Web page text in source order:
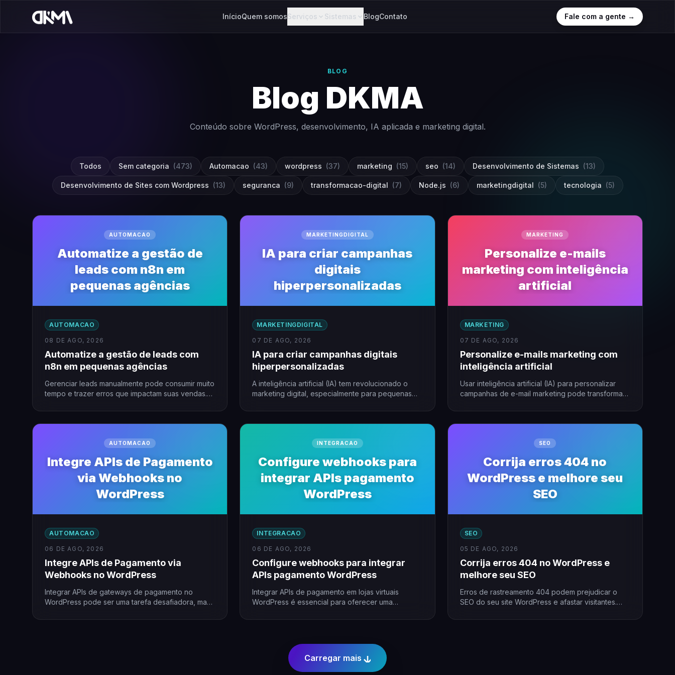
InícioQuem somosServiços Sistemas BlogContato Fale com a gente →
BLOG
Blog DKMA
Conteúdo sobre WordPress, desenvolvimento, IA aplicada e marketing digital.
Todos Sem categoria (473) Automacao (43) wordpress (37) marketing (15) seo (14) Desenvolvimento de Sistemas (13)
Desenvolvimento de Sites com Wordpress (13) seguranca (9) transformacao-digital (7) Node.js (6) marketingdigital (5) tecnologia (5)
AUTOMACAO
Automatize a gestão de
leads com n8n em
pequenas agências
AUTOMACAO
08 DE AGO, 2026
Automatize a gestão de leads com
n8n em pequenas agências
Gerenciar leads manualmente pode consumir muito
tempo e trazer erros que impactam suas vendas.
MARKETINGDIGITAL
IA para criar campanhas
digitais
hiperpersonalizadas
MARKETINGDIGITAL
07 DE AGO, 2026
IA para criar campanhas digitais
hiperpersonalizadas
A inteligência artificial (IA) tem revolucionado o
marketing digital, especialmente para pequenas
MARKETING
Personalize e-mails
marketing com inteligência
artificial
MARKETING
07 DE AGO, 2026
Personalize e-mails marketing com
inteligência artificial
Usar inteligência artificial (IA) para personalizar
campanhas de e-mail marketing pode transformar
empresas. A…
AUTOMACAO
Integre APIs de Pagamento
via Webhooks no
WordPress
AUTOMACAO
06 DE AGO, 2026
Integre APIs de Pagamento via
Webhooks no WordPress
Integrar APIs de gateways de pagamento no
WordPress pode ser uma tarefa desafiadora, mas
INTEGRACAO
Configure webhooks para
integrar APIs pagamento
WordPress
INTEGRACAO
06 DE AGO, 2026
Configure webhooks para integrar
APIs pagamento WordPress
Integrar APIs de pagamento em lojas virtuais
WordPress é essencial para oferecer uma
SEO
Corrija erros 404 no
WordPress e melhore seu
SEO
SEO
05 DE AGO, 2026
Corrija erros 404 no WordPress e
melhore seu SEO
Erros de rastreamento 404 podem prejudicar o
SEO do seu site WordPress e afastar visitantes.
Carregar mais